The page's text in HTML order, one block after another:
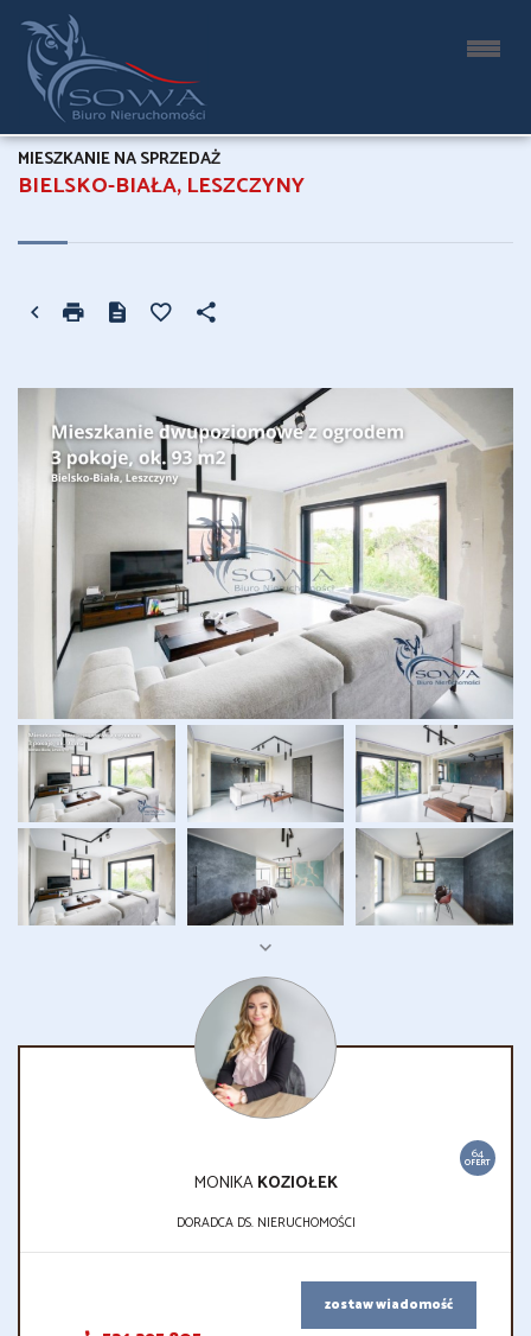
BIELSKO-BIAŁA, LESZCZYNY
MIESZKANIE NA SPRZEDAŻ
64
OFERT
MONIKAKOZIOŁEK
DORADCA DS. NIERUCHOMOŚCI
zostaw wiadomość